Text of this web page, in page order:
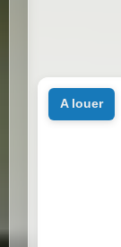
a louer